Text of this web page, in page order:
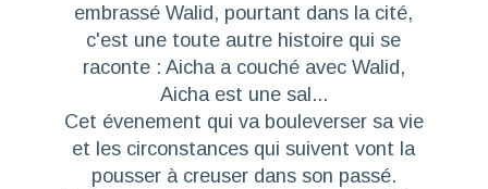
embrassé Walid, pourtant dans la cité,
c'est une toute autre histoire qui se
raconte : Aicha a couché avec Walid,
Aicha est une sal...
Cet évenement qui va bouleverser sa vie
et les circonstances qui suivent vont la
pousser à creuser dans son passé.